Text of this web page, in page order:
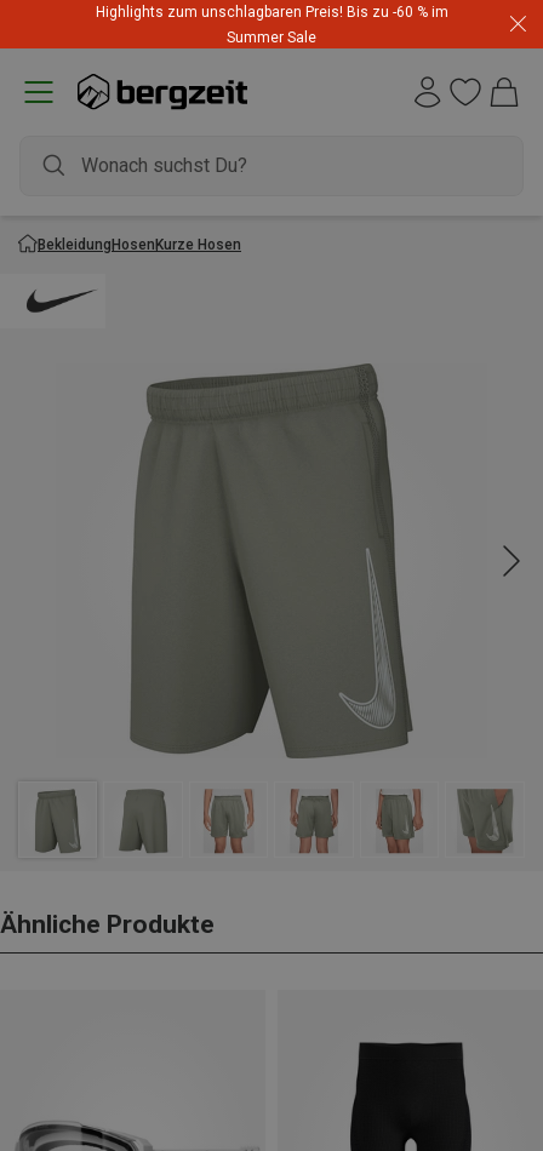
Highlights zum unschlagbaren Preis! Bis zu -60 % im
Summer Sale
BekleidungHosenKurze Hosen
Ähnliche Produkte